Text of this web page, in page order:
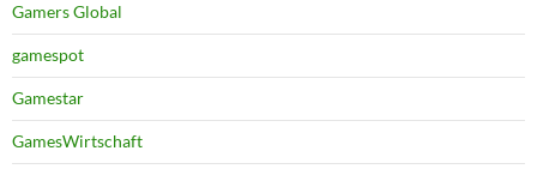
Gamers Global
gamespot
Gamestar
GamesWirtschaft